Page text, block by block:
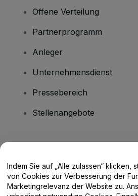
Offene Verteilung
Partnerprogramm
Anleger
Unternehmensdienst
Pressebereich
Stellenangebote
Hilfe-Center / Kontakt
Indem Sie auf „Alle zulassen“ klicken,
von Cookies zur Verbesserung der
Marketingrelevanz der Website zu. Ansonsten verwenden wir nur